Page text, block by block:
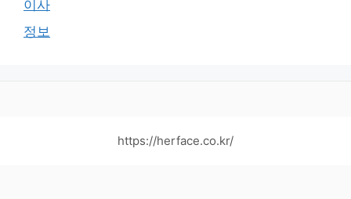
이사
정보
https://herface.co.kr/